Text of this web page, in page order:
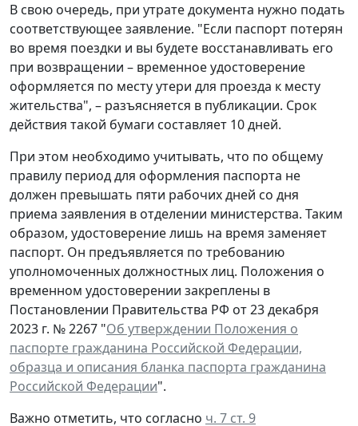
В свою очередь, при утрате документа нужно подать
соответствующее заявление. "Если паспорт потерян
во время поездки и вы будете восстанавливать его
при возвращении – временное удостоверение
оформляется по месту утери для проезда к месту
жительства", – разъясняется в публикации. Срок
действия такой бумаги составляет 10 дней.
При этом необходимо учитывать, что по общему
правилу период для оформления паспорта не
должен превышать пяти рабочих дней со дня
приема заявления в отделении министерства. Таким
образом, удостоверение лишь на время заменяет
паспорт. Он предъявляется по требованию
уполномоченных должностных лиц. Положения о
временном удостоверении закреплены в
Постановлении Правительства РФ от 23 декабря
2023 г. № 2267 "Об утверждении Положения о
паспорте гражданина Российской Федерации,
образца и описания бланка паспорта гражданина
Российской Федерации".
Важно отметить, что согласно ч. 7 ст. 9